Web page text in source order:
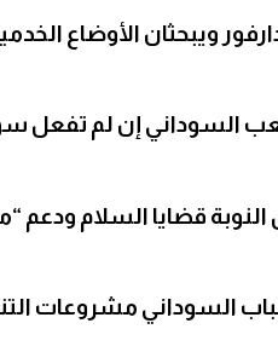
ويبحثان الأوضاع
السوداني إن لم تفعل
النوبة قضايا السلام ودعم
السوداني مشروعات